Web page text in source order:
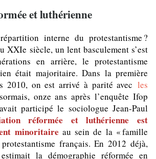
et luthérienne
interne du protestantisme ?
XXIe siècle, un lent basculement s’est
en arrière, le protestantisme
était majoritaire. Dans la première
2010, on est arrivé à parité avec les
onze ans après l’enquête Ifop
participé le sociologue Jean-Paul
réformée et luthérienne est
minoritaire au sein de la « famille
français. En 2012 déjà,
la démographie réformée en